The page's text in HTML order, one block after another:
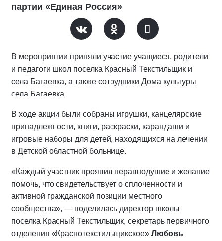
партии «Единая Россия»
В мероприятии приняли участие учащиеся, родители
и педагоги школ поселка Красный Текстильщик и
села Багаевка, а также сотрудники Дома культуры
села Багаевка.
В ходе акции были собраны игрушки, канцелярские
принадлежности, книги, раскраски, карандаши и
игровые наборы для детей, находящихся на лечении
в Детской областной больнице.
«Каждый участник проявил неравнодушие и желание
помочь, что свидетельствует о сплоченности и
активной гражданской позиции местного
сообщества», — поделилась директор школы
поселка Красный Текстильщик, секретарь первичного
отделения «Краснотекстильщикское» Любовь